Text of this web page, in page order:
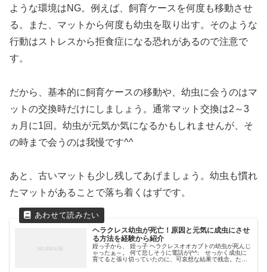
ような環境はNG。例えば、飼育ケースを何度も移動させ
る。また、マットから何度も幼虫を取り出す。そのような
行動はストレスから拒食症になる恐れがあるので注意で
す。
だから、基本的に飼育ケースの移動や、幼虫に会うのはマ
ットの交換時だけにしましょう。通常マット交換は2～3
ヵ月に1回。幼虫が元気か気になるかもしれませんが、そ
の時まで会うのは我慢です^^
あと、古いマットも少し残してあげましょう。幼虫も慣れ
たマットがあることで落ち着くはずです。
ヘラクレス幼虫が死亡！原因と元気に成虫にさせ
る方法を経験から紹介
姪っ子から、 姪っ子 ヘラクレスオオカブトの幼虫が死んじ
ゃったぁ～。 何て悲しそうに電話が(^^; せっかく成虫に
育てると張り切っていたのに、可哀想な結果で残念。た